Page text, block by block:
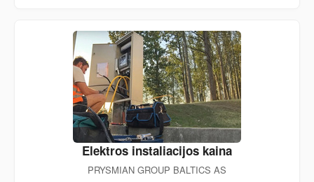
Elektros instaliacijos kaina
PRYSMIAN GROUP BALTICS AS